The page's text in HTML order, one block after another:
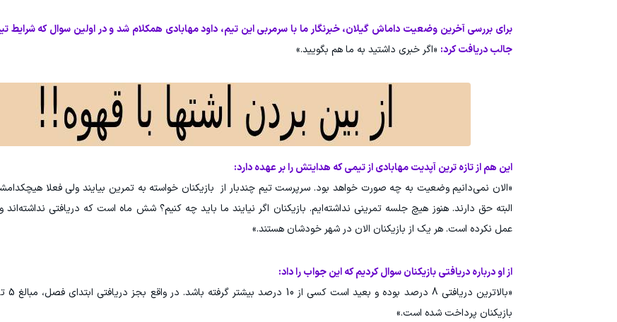
برای بررسی آخرین وضعیت داماش گیلان، خبرنگار ما با سرمربی این تیم، داود مهابادی همکلام شد و در اولین سوال که شرایط
جالب دریافت کرد: «اگر خبری داشتید به ما هم بگویید.»
این هم از تازه ترین آپدیت مهابادی از تیمی که هدایتش را بر عهده دارد:
«الان نمی‌دانیم وضعیت به چه صورت خواهد بود. سرپرست تیم چندبار از بازیکنان خواسته به تمرین بیایند ولی فعلا
البته حق دارند. هنوز هیچ جلسه تمرینی نداشته‌ایم. بازیکنان اگر نیایند ما باید چه کنیم؟ شش ماه است که دریافتی
عمل نکرده است. هر یک از بازیکنان الان در شهر خودشان هستند.»
از او درباره دریافتی بازیکنان سوال کردیم که این جواب را داد:
بازیکنان پرداخت شده است.»